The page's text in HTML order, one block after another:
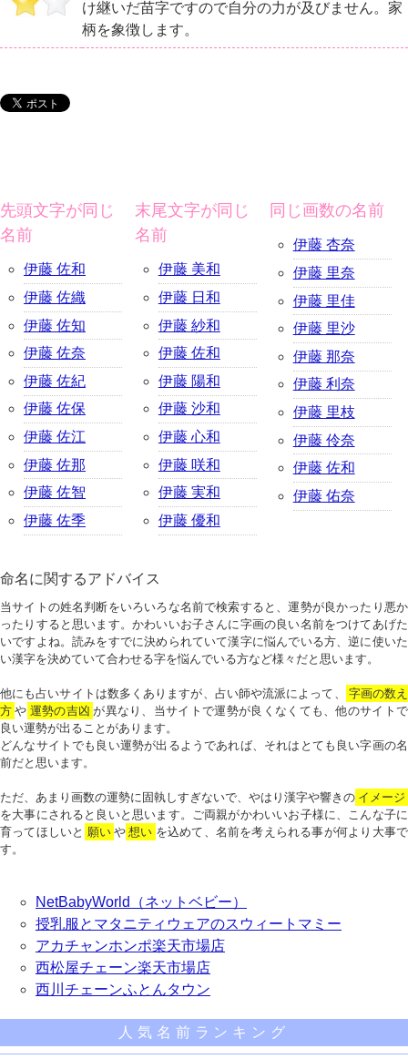
け継いだ苗字ですので自分の力が及びません。家
柄を象徴します。
先頭文字が同じ
名前
伊藤 佐和
伊藤 佐織
伊藤 佐知
伊藤 佐奈
伊藤 佐紀
伊藤 佐保
伊藤 佐江
伊藤 佐那
伊藤 佐智
伊藤 佐季
末尾文字が同じ
名前
伊藤 美和
伊藤 日和
伊藤 紗和
伊藤 佐和
伊藤 陽和
伊藤 沙和
伊藤 心和
伊藤 咲和
伊藤 実和
伊藤 優和
同じ画数の名前
伊藤 杏奈
伊藤 里奈
伊藤 里佳
伊藤 里沙
伊藤 那奈
伊藤 利奈
伊藤 里枝
伊藤 伶奈
伊藤 佐和
伊藤 佑奈
命名に関するアドバイス
当サイトの姓名判断をいろいろな名前で検索すると、運勢が良かったり悪か
ったりすると思います。かわいいお子さんに字画の良い名前をつけてあげた
いですよね。読みをすでに決められていて漢字に悩んでいる方、逆に使いた
い漢字を決めていて合わせる字を悩んでいる方など様々だと思います。
他にも占いサイトは数多くありますが、占い師や流派によって、
字画の数え
方 や 運勢の吉凶 が異なり、当サイトで運勢が良くなくても、他のサイトで
良い運勢が出ることがあります。
どんなサイトでも良い運勢が出るようであれば、それはとても良い字画の名
前だと思います。
ただ、あまり画数の運勢に固執しすぎないで、やはり漢字や響きの イメージ
を大事にされると良いと思います。ご両親がかわいいお子様に、こんな子に
育ってほしいと 願い や 想い を込めて、名前を考えられる事が何より大事で
す。
NetBabyWorld（ネットベビー）
授乳服とマタニティウェアのスウィートマミー
アカチャンホンポ楽天市場店
西松屋チェーン楽天市場店
西川チェーンふとんタウン
人気名前ランキング